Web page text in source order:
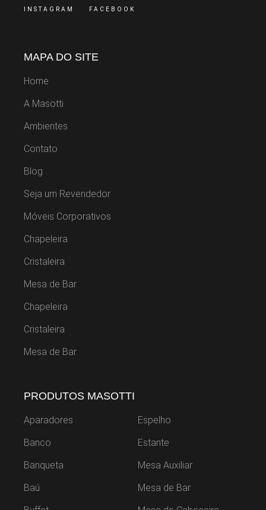
INSTAGRAM FACEBOOK
MAPA DO SITE
Home
A Masotti
Ambientes
Contato
Blog
Seja um Revendedor
Móveis Corporativos
Chapeleira
Cristaleira
Mesa de Bar
Chapeleira
Cristaleira
Mesa de Bar
PRODUTOS MASOTTI
Aparadores
Banco
Banqueta
Baú
Espelho
Estante
Mesa Auxiliar
Mesa de Bar